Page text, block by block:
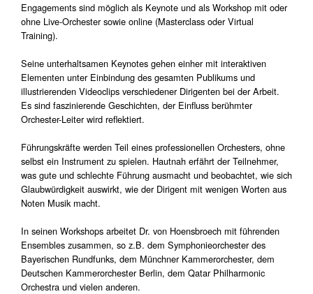
Engagements sind möglich als Keynote und als Workshop mit oder
ohne Live-Orchester sowie online (Masterclass oder Virtual
Training).
Seine unterhaltsamen Keynotes gehen einher mit interaktiven
Elementen unter Einbindung des gesamten Publikums und
illustrierenden Videoclips verschiedener Dirigenten bei der Arbeit.
Es sind faszinierende Geschichten, der Einfluss berühmter
Orchester-Leiter wird reflektiert.
Führungskräfte werden Teil eines professionellen Orchesters, ohne
selbst ein Instrument zu spielen. Hautnah erfährt der Teilnehmer,
was gute und schlechte Führung ausmacht und beobachtet, wie sich
Glaubwürdigkeit auswirkt, wie der Dirigent mit wenigen Worten aus
Noten Musik macht.
In seinen Workshops arbeitet Dr. von Hoensbroech mit führenden
Ensembles zusammen, so z.B. dem Symphonieorchester des
Bayerischen Rundfunks, dem Münchner Kammerorchester, dem
Deutschen Kammerorchester Berlin, dem Qatar Philharmonic
Orchestra und vielen anderen.